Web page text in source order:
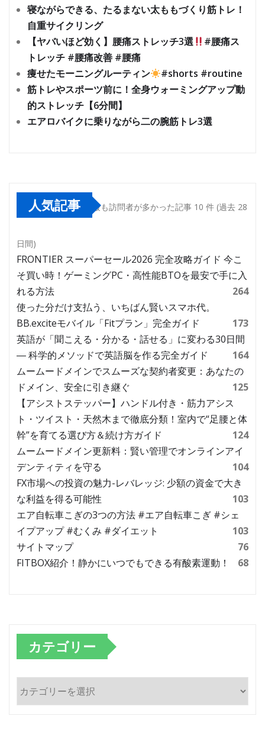
寝ながらできる、たるまない太ももづくり筋トレ！
自重サイクリング
【ヤバいほど効く】腰痛ストレッチ3選
#腰痛ス
トレッチ #腰痛改善 #腰痛
痩せたモーニングルーティン
#shorts #routine
筋トレやスポーツ前に！全身ウォーミングアップ動
的ストレッチ【6分間】
エアロバイクに乗りながら二の腕筋トレ3選
人気記事 最も訪問者が多かった記事 10 件 (過去 28
日間)
FRONTIER スーパーセール2026 完全攻略ガイド 今こ
そ買い時！ゲーミングPC・高性能BTOを最安で手に入
れる方法
264
使った分だけ支払う、いちばん賢いスマホ代。
BB.exciteモバイル「Fitプラン」完全ガイド
173
英語が「聞こえる・分かる・話せる」に変わる30日間
― 科学的メソッドで英語脳を作る完全ガイド
164
ムームードメインでスムーズな契約者変更：あなたの
ドメイン、安全に引き継ぐ
125
【アシストステッパー】ハンドル付き・筋力アシス
ト・ツイスト・天然木まで徹底分類！室内で“足腰と体
幹”を育てる選び方＆続け方ガイド
124
ムームードメイン更新料：賢い管理でオンラインアイ
デンティティを守る
104
FX市場への投資の魅力-レバレッジ: 少額の資金で大き
な利益を得る可能性
103
エア自転車こぎの3つの方法 #エア自転車こぎ #シェ
イプアップ #むくみ #ダイエット
103
サイトマップ
76
FITBOX紹介！静かにいつでもできる有酸素運動！
68
カテゴリー
テ